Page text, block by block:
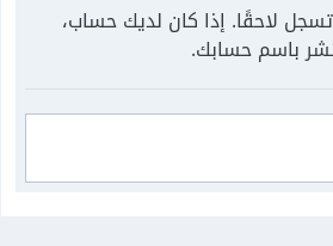
لاحقًا. إذا كان لديك حساب،
باسم حسابك.